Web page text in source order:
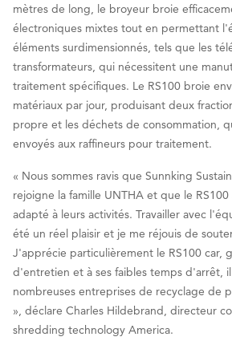
mètres de long, le broyeur broie
électroniques mixtes tout en permettant
éléments surdimensionnés, tels que les
transformateurs, qui nécessitent une
traitement spécifiques. Le RS100 broie
matériaux par jour, produisant deux
propre et les déchets de consommation,
envoyés aux raffineurs pour traitement.
« Nous sommes ravis que Sunnking
rejoigne la famille UNTHA et que le
adapté à leurs activités. Travailler avec
été un réel plaisir et je me réjouis de
J'apprécie particulièrement le RS100 car,
d'entretien et à ses faibles temps d'arrêt,
nombreuses entreprises de recyclage de
», déclare Charles Hildebrand, directeur
shredding technology America.